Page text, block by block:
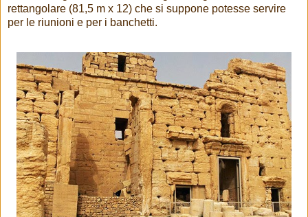
rettangolare (81,5 m x 12) che si suppone potesse servire
per le riunioni e per i banchetti.